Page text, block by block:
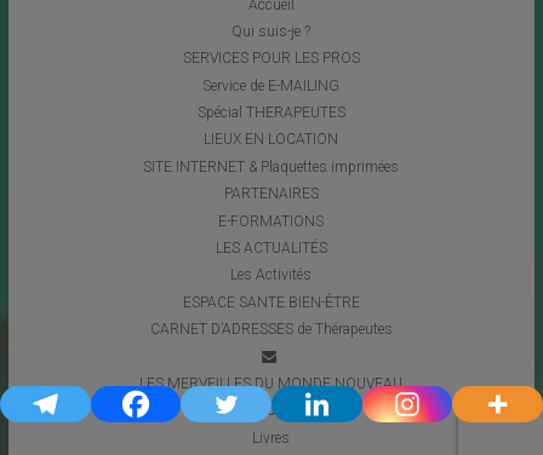
Accueil
Qui suis-je ?
SERVICES POUR LES PROS
Service de E-MAILING
Spécial THERAPEUTES
LIEUX EN LOCATION
SITE INTERNET & Plaquettes imprimées
PARTENAIRES
E-FORMATIONS
LES ACTUALITÉS
Les Activités
ESPACE SANTE BIEN-ÊTRE
CARNET D’ADRESSES de Thérapeutes
LES MERVEILLES DU MONDE NOUVEAU
Coups de Coeur
Livres